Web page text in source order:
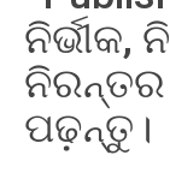
ନିର୍ଭୀକ,
ପଢ଼ନ୍ତୁ।